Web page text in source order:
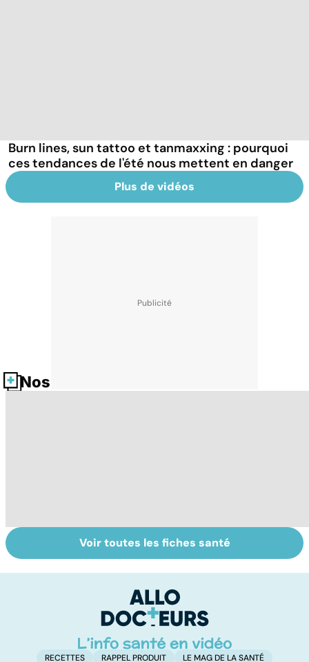
Burn lines, sun tattoo et tanmaxxing : pourquoi
ces tendances de l'été nous mettent en danger
Plus de vidéos
Nos fiches santé
Tout savoir sur
les infections
Inflammation des
amygdales : que
d'angine ?
Voir toutes les fiches santé
RECETTES RAPPEL PRODUIT LE MAG DE LA SANTÉ